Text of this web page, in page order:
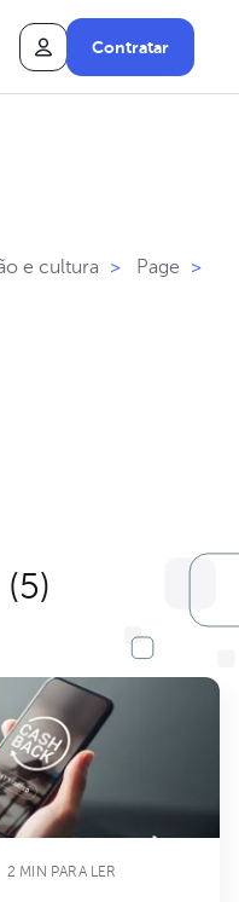
Contratar
e cultura > Page
>
2 MIN PARA LER